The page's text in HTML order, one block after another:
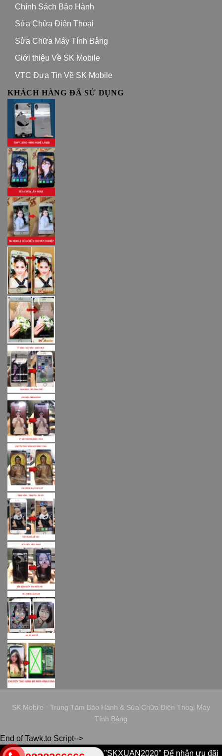
Chính Sách Bảo Hành
Sửa Chữa Điện Thoại
Sửa Chữa Máy Tính Bảng
Giới thiệu Về SK Mobile
VTC Đưa Tin Về SK Mobile
KHÁCH HÀNG ĐÃ SỬ DỤNG
SK Mobile - Trung Tâm Bảo Hành & Sửa Chữa Điện Thoại Máy
Tính Bảng
End of Tawk.to Script-->
Sử dụng ngay Mã GIảm Giá "SKXUAN2020" Để nhận ưu đãi